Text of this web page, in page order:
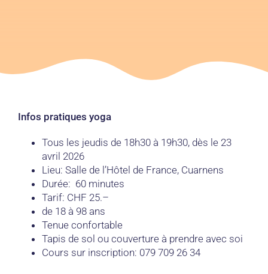
Infos pratiques yoga
Tous les jeudis de 18h30 à 19h30, dès le 23
avril 2026
Lieu: Salle de l’Hôtel de France, Cuarnens
Durée: 60 minutes
Tarif: CHF 25.–
de 18 à 98 ans
Tenue confortable
Tapis de sol ou couverture à prendre avec soi
Cours sur inscription: 079 709 26 34